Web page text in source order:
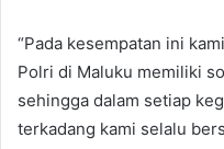
“Pada kesempatan ini
Polri di Maluku memiliki
sehingga dalam setiap
terkadang kami selalu